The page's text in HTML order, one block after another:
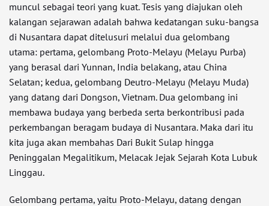
muncul sebagai teori yang kuat. Tesis yang diajukan oleh
kalangan sejarawan adalah bahwa kedatangan suku-bangsa
di Nusantara dapat ditelusuri melalui dua gelombang
utama: pertama, gelombang Proto-Melayu (Melayu Purba)
yang berasal dari Yunnan, India belakang, atau China
Selatan; kedua, gelombang Deutro-Melayu (Melayu Muda)
yang datang dari Dongson, Vietnam. Dua gelombang ini
membawa budaya yang berbeda serta berkontribusi pada
perkembangan beragam budaya di Nusantara. Maka dari itu
kita juga akan membahas Dari Bukit Sulap hingga
Peninggalan Megalitikum, Melacak Jejak Sejarah Kota Lubuk
Linggau.
Gelombang pertama, yaitu Proto-Melayu, datang dengan